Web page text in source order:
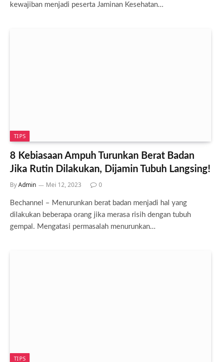
kewajiban menjadi peserta Jaminan Kesehatan…
TIPS
8 Kebiasaan Ampuh Turunkan Berat Badan
Jika Rutin Dilakukan, Dijamin Tubuh Langsing!
ByAdmin Mei 12, 2023 0
Bechannel – Menurunkan berat badan menjadi hal yang
dilakukan beberapa orang jika merasa risih dengan tubuh
gempal. Mengatasi permasalah menurunkan…
TIPS